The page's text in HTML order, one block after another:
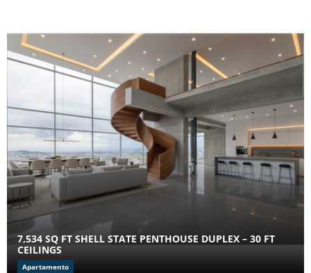
7,534 SQ FT SHELL STATE PENTHOUSE DUPLEX – 30 FT
CEILINGS
Apartamento